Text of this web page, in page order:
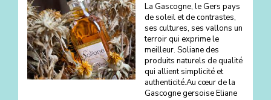
La Gascogne, le Gers pays
de soleil et de contrastes,
ses cultures, ses vallons un
terroir qui exprime le
meilleur. Soliane des
produits naturels de qualité
qui allient simplicité et
authenticité.Au cœur de la
Gascogne gersoise Eliane